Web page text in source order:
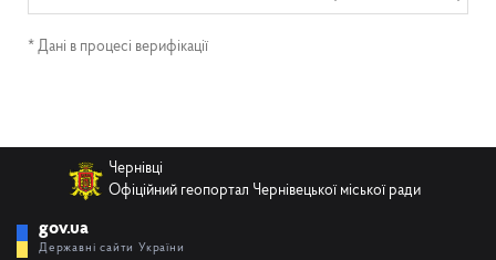
* Дані в процесі верифікації
Чернівці
Офіційний геопортал Чернівецької міської ради
gov.ua
Державні сайти України